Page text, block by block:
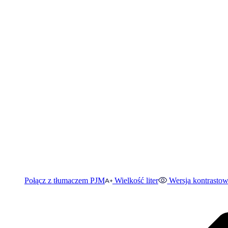
Połącz z tłumaczem PJM Wielkość liter Wersja